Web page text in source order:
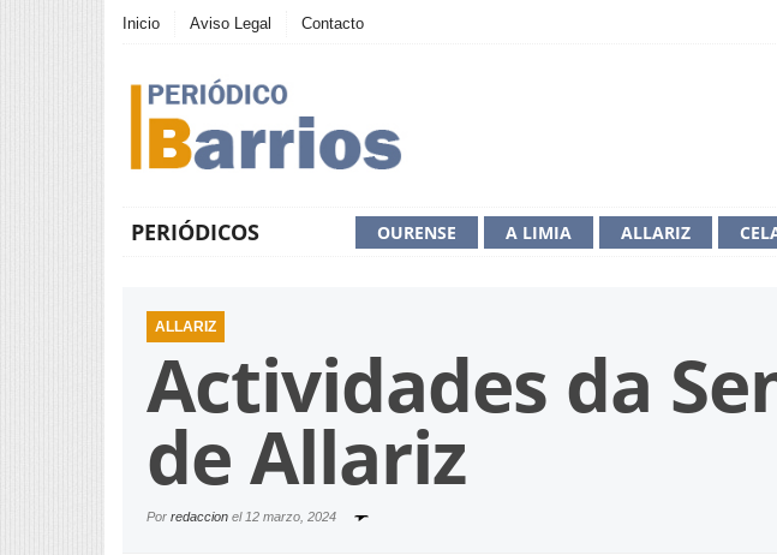
Inicio Aviso Legal Contacto
PERIÓDICOS ALLARIZ
A LIMIA
OURENSE
ALLARIZ
Actividades da
de Allariz
Por redaccion el 12 marzo, 2024